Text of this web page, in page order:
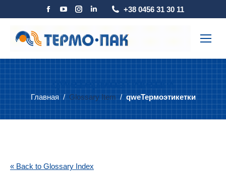
Страница
открывается
в
новом
окне
Страница
открывается
в
новом
окне
Страница
открывается
в
новом
окне
Страница
открывается
в
новом
окне
+38 0456 31 30 11
qwe Термоэтикетки
Вы здесь:
Главная Glossary Item qweТермоэтикетки
« Back to Glossary Index